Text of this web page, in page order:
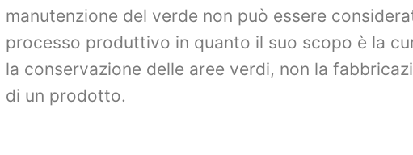
manutenzione del verde non può essere
processo produttivo in quanto il suo scopo è la
la conservazione delle aree verdi, non la
di un prodotto.